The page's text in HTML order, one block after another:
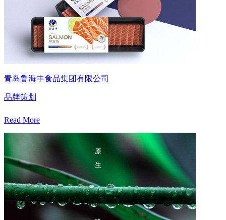
青岛鲁海丰食品集团有限公司
品牌策划
Read More